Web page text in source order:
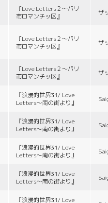
『Love Letters２〜パリ
市ロマンチッ区』
ザ
『Love Letters２〜パリ
市ロマンチッ区』
ザ
『Love Letters２〜パリ
市ロマンチッ区』
ザ
『浪漫的世界31/ Love
Letters〜南の街より』
『浪漫的世界31/ Love
Letters〜南の街より』
『浪漫的世界31/ Love
Letters〜南の街より』
『浪漫的世界31/ Love
Letters〜南の街より』
『浪漫的世界31/ Love